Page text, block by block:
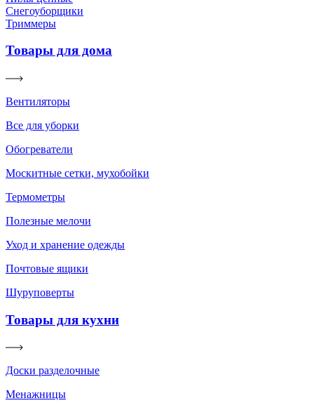
Снегоуборщики
Триммеры
Товары для дома
Вентиляторы
Все для уборки
Обогреватели
Москитные сетки, мухобойки
Термометры
Полезные мелочи
Уход и хранение одежды
Почтовые ящики
Шуруповерты
Товары для кухни
Доски разделочные
Менажницы